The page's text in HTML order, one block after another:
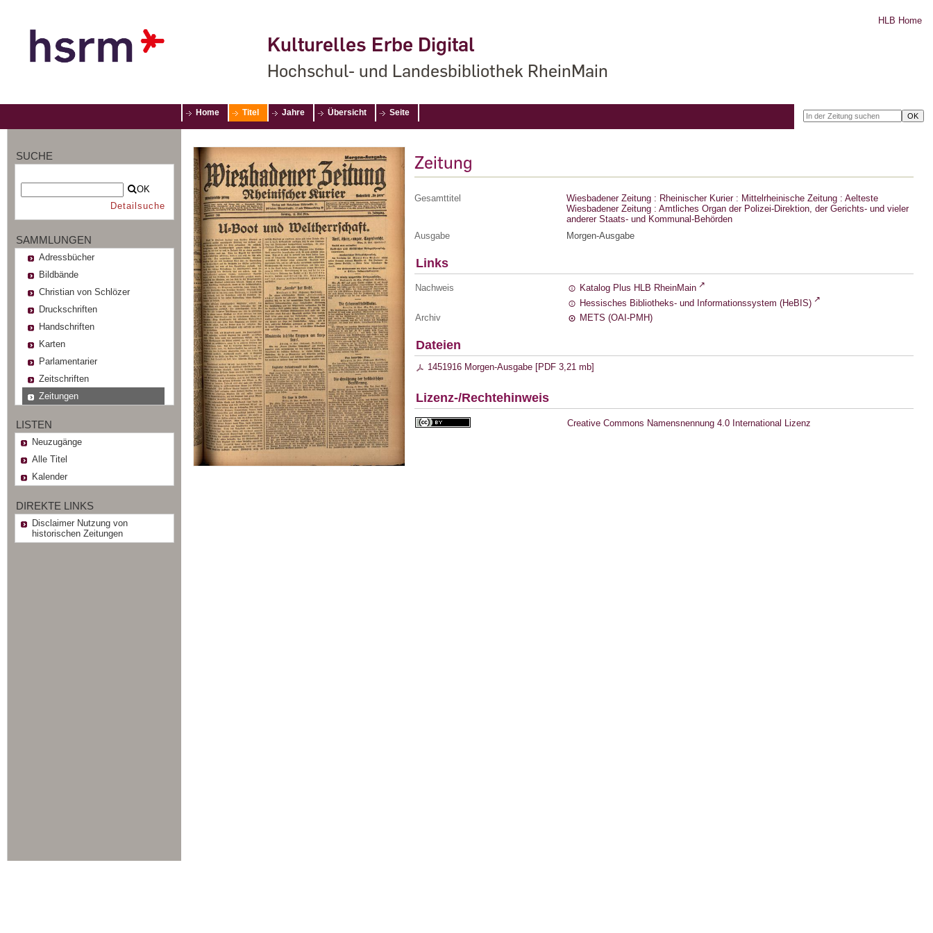
Kulturelles Erbe Digital
Hochschul- und Landesbibliothek RheinMain
HLB Home
Home Titel Jahre Übersicht Seite
SUCHE
OK
Detailsuche
SAMMLUNGEN
Adressbücher
Bildbände
Christian von Schlözer
Druckschriften
Handschriften
Karten
Parlamentarier
Zeitschriften
Zeitungen
LISTEN
Neuzugänge
Alle Titel
Kalender
DIREKTE LINKS
Disclaimer Nutzung von
historischen Zeitungen
Zeitung
Gesamttitel
Wiesbadener Zeitung : Rheinischer Kurier : Mittelrheinische Zeitung : Aelteste
Wiesbadener Zeitung : Amtliches Organ der Polizei-Direktion, der Gerichts- und vieler
anderer Staats- und Kommunal-Behörden
Ausgabe
Morgen-Ausgabe
Links
Nachweis
Katalog Plus HLB RheinMain
Hessisches Bibliotheks- und Informationssystem (HeBIS)
Archiv
METS (OAI-PMH)
Dateien
1451916 Morgen-Ausgabe [PDF 3,21 mb]
Lizenz-/Rechtehinweis
Creative Commons Namensnennung 4.0 International Lizenz